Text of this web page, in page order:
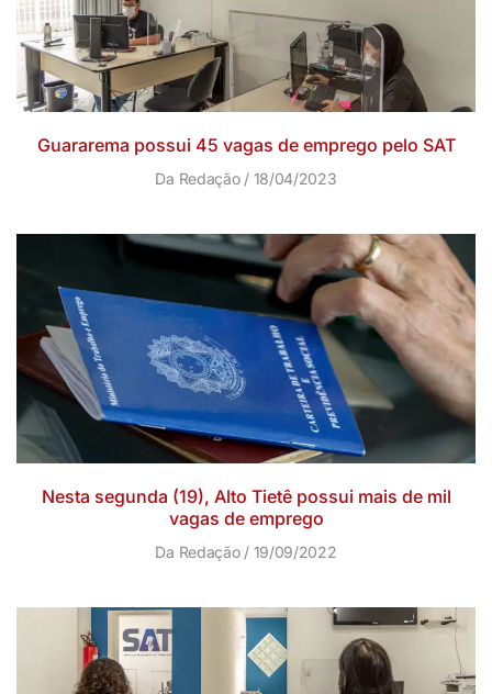
Guararema possui 45 vagas de emprego pelo SAT
Da Redação 18/04/2023
Nesta segunda (19), Alto Tietê possui mais de mil
vagas de emprego
Da Redação 19/09/2022